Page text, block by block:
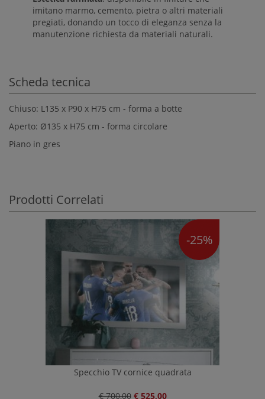
imitano marmo, cemento, pietra o altri materiali
pregiati, donando un tocco di eleganza senza la
manutenzione richiesta da materiali naturali.
Scheda tecnica
Chiuso: L135 x P90 x H75 cm - forma a botte
Aperto: Ø135 x H75 cm - forma circolare
Piano in gres
Prodotti Correlati
-25%
Specchio TV cornice quadrata
€ 700,00 € 525,00